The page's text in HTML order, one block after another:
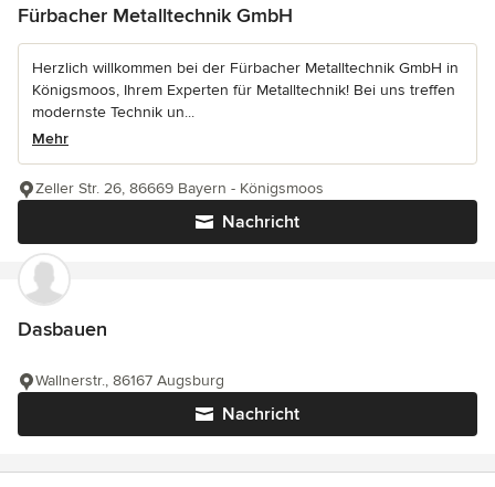
Fürbacher Metalltechnik GmbH
Herzlich willkommen bei der Fürbacher Metalltechnik GmbH in
Königsmoos, Ihrem Experten für Metalltechnik! Bei uns treffen
modernste Technik un...
Mehr
Nachricht
Zeller Str. 26, 86669 Bayern - Königsmoos
Dasbauen
Nachricht
Wallnerstr., 86167 Augsburg